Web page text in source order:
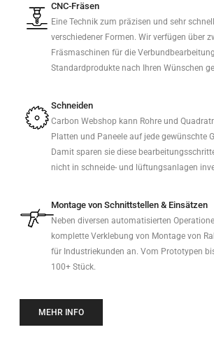
CNC-Fräsen
Eine Technik zum präzisen und sehr
verschiedener Formen. Wir verfügen über
Fräsmaschinen für die
Standardprodukte nach Ihren Wünschen
Schneiden
Carbon Webshop kann Rohre und
Platten und Paneele auf jede gewünschte
Damit sparen sie diese
nicht in schneide- und lüftungsanlagen
Montage von Schnittstellen & Einsätzen
Neben diversen automatisierten
komplette Verklebung von Montage von
für Industriekunden an. Vom Prototypen
100+ Stück.
MEHR INFO